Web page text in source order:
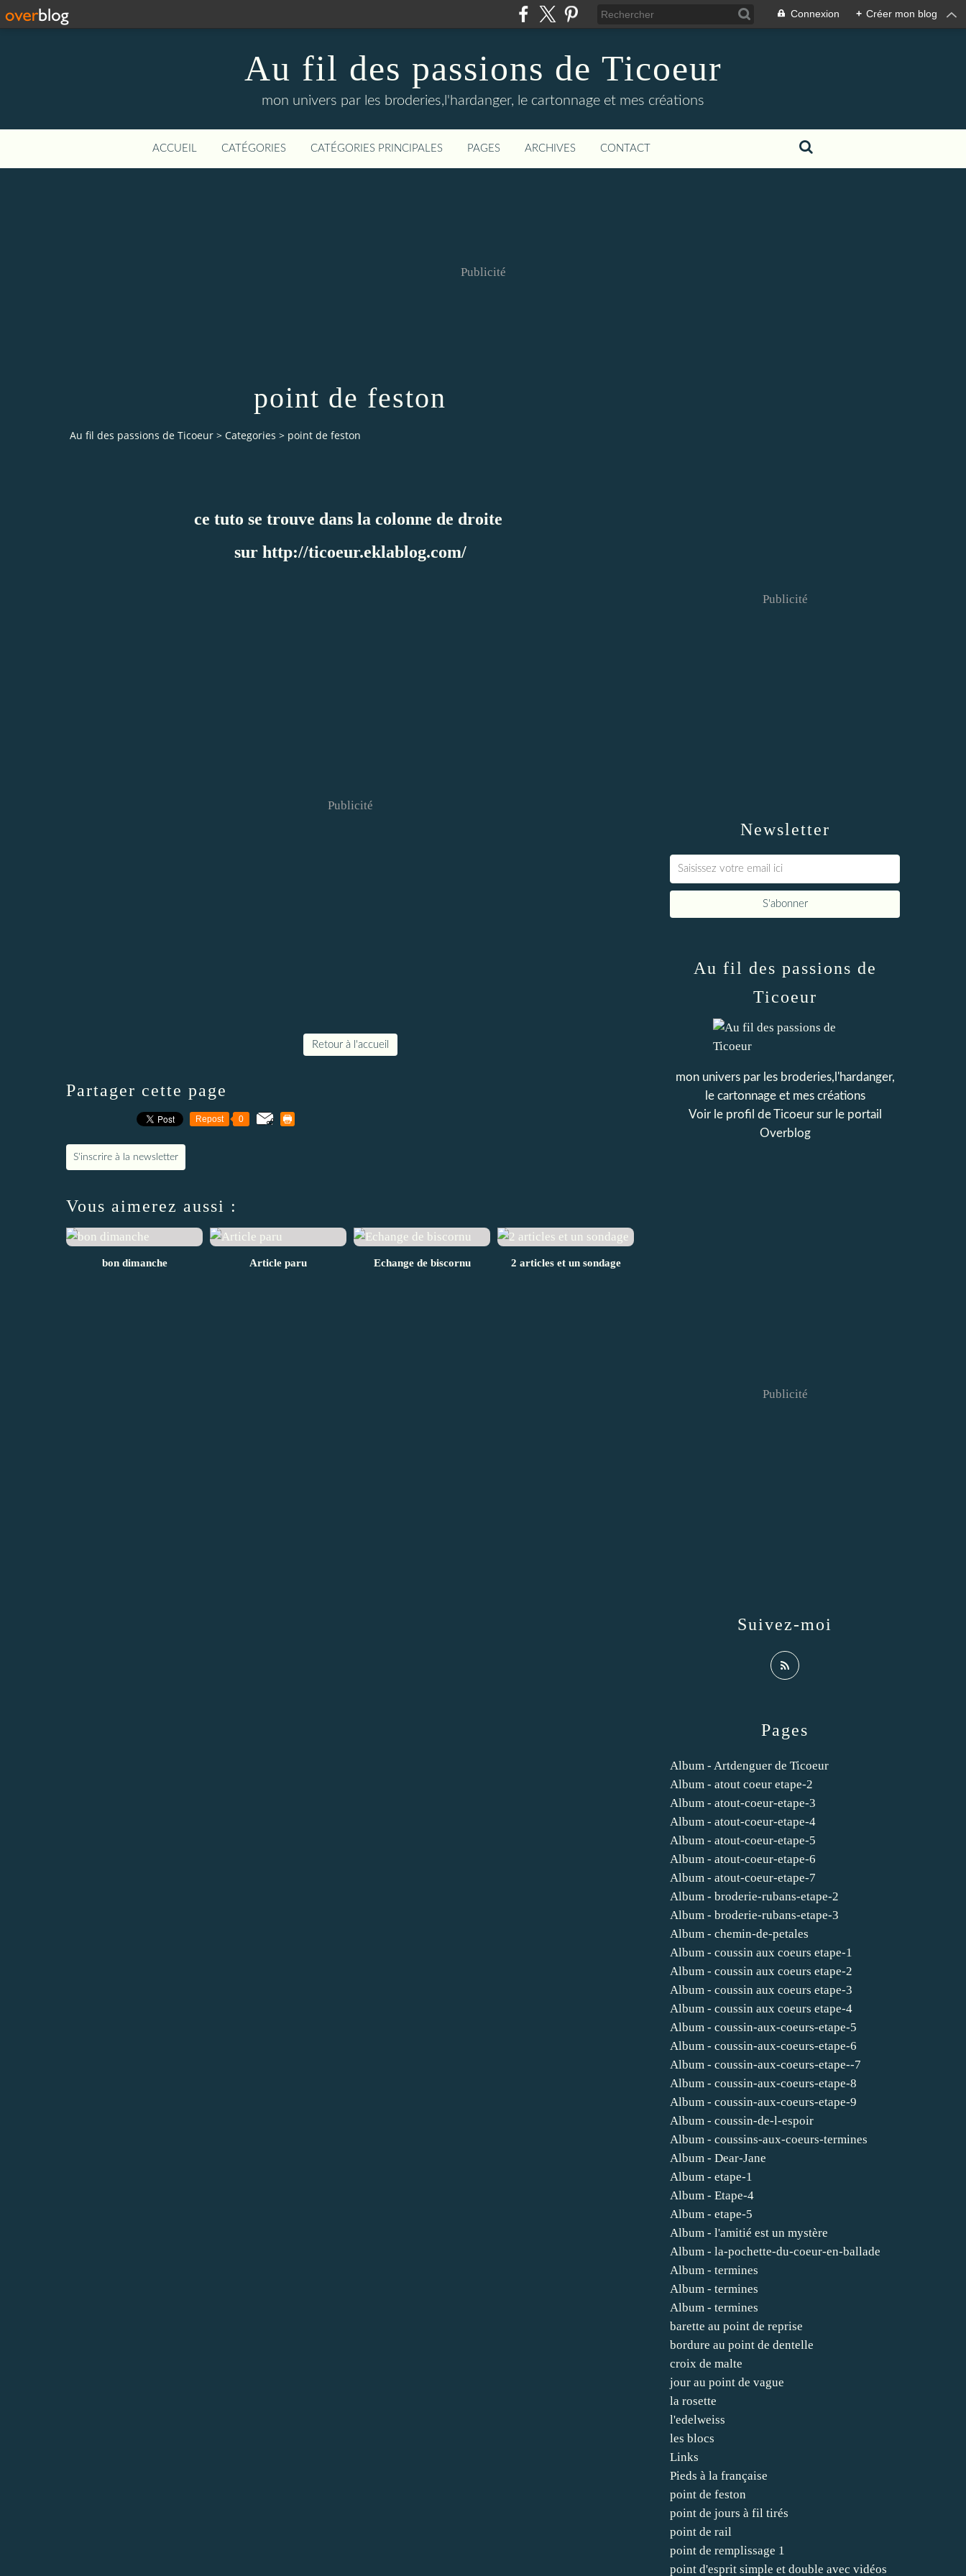
Connexion + Créer mon blog
Au fil des passions de Ticoeur
mon univers par les broderies,l'hardanger, le cartonnage et mes créations
ACCUEIL CATÉGORIES CATÉGORIES PRINCIPALES PAGES ARCHIVES CONTACT
Publicité
point de feston
Au fil des passions de Ticoeur > Categories > point de feston
ce tuto se trouve dans la colonne de droite
sur http://ticoeur.eklablog.com/
Publicité
Retour à l'accueil
Partager cette page
Repost 0
S'inscrire à la newsletter
Vous aimerez aussi :
bon dimanche Article paru Echange de biscornu 2 articles et un sondage
Newsletter
Publicité
Pages
Album - Artdenguer de Ticoeur
Album - atout coeur etape-2
Album - atout-coeur-etape-3
Album - atout-coeur-etape-4
Album - atout-coeur-etape-5
Album - atout-coeur-etape-6
Album - atout-coeur-etape-7
Album - broderie-rubans-etape-2
Album - broderie-rubans-etape-3
Album - chemin-de-petales
Album - coussin aux coeurs etape-1
Album - coussin aux coeurs etape-2
Album - coussin aux coeurs etape-3
Album - coussin aux coeurs etape-4
Album - coussin-aux-coeurs-etape-5
Album - coussin-aux-coeurs-etape-6
Album - coussin-aux-coeurs-etape--7
Album - coussin-aux-coeurs-etape-8
Album - coussin-aux-coeurs-etape-9
Album - coussin-de-l-espoir
Album - coussins-aux-coeurs-termines
Album - Dear-Jane
Album - etape-1
Album - Etape-4
Album - etape-5
Album - l'amitié est un mystère
Album - la-pochette-du-coeur-en-ballade
Album - termines
Album - termines
Album - termines
barette au point de reprise
bordure au point de dentelle
croix de malte
jour au point de vague
la rosette
l'edelweiss
les blocs
Links
Pieds à la française
point de feston
point de jours à fil tirés
point de rail
point de remplissage 1
point d'esprit simple et double avec vidéos
Au fil des passions de
Ticoeur
mon univers par les broderies,l'hardanger,
le cartonnage et mes créations
Voir le profil deTicoeursur le portail
Overblog
Suivez-moi
Publicité